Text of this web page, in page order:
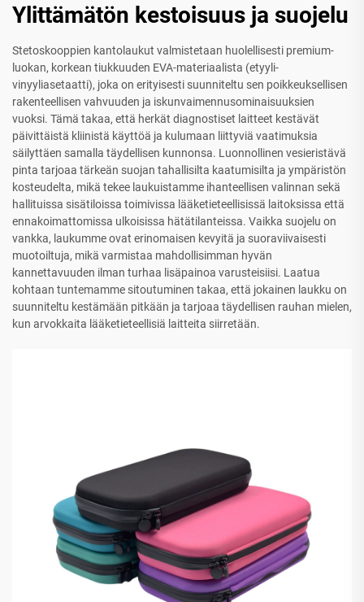
Ylittämätön kestoisuus ja suojelu
Stetoskooppien kantolaukut valmistetaan huolellisesti premium-
luokan, korkean tiukkuuden EVA-materiaalista (etyyli-
vinyyliasetaatti), joka on erityisesti suunniteltu sen poikkeuksellisen
rakenteellisen vahvuuden ja iskunvaimennusominaisuuksien
vuoksi. Tämä takaa, että herkät diagnostiset laitteet kestävät
päivittäistä kliinistä käyttöä ja kulumaan liittyviä vaatimuksia
säilyttäen samalla täydellisen kunnonsa. Luonnollinen vesieristävä
pinta tarjoaa tärkeän suojan tahallisilta kaatumisilta ja ympäristön
kosteudelta, mikä tekee laukuistamme ihanteellisen valinnan sekä
hallituissa sisätiloissa toimivissa lääketieteellisissä laitoksissa että
ennakoimattomissa ulkoisissa hätätilanteissa. Vaikka suojelu on
vankka, laukumme ovat erinomaisen kevyitä ja suoraviivaisesti
muotoiltuja, mikä varmistaa mahdollisimman hyvän
kannettavuuden ilman turhaa lisäpainoa varusteisiisi. Laatua
kohtaan tuntemamme sitoutuminen takaa, että jokainen laukku on
suunniteltu kestämään pitkään ja tarjoaa täydellisen rauhan mielen,
kun arvokkaita lääketieteellisiä laitteita siirretään.